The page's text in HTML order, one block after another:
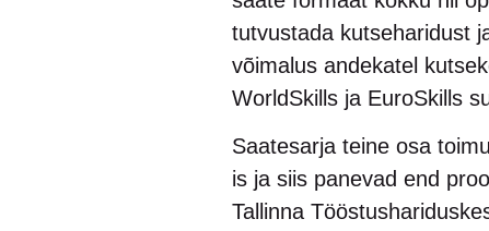
tutvustada kutseharidust
võimalus andekatel
WorldSkills ja EuroSkills
Saatesarja teine osa
is ja siis panevad end
Tallinna